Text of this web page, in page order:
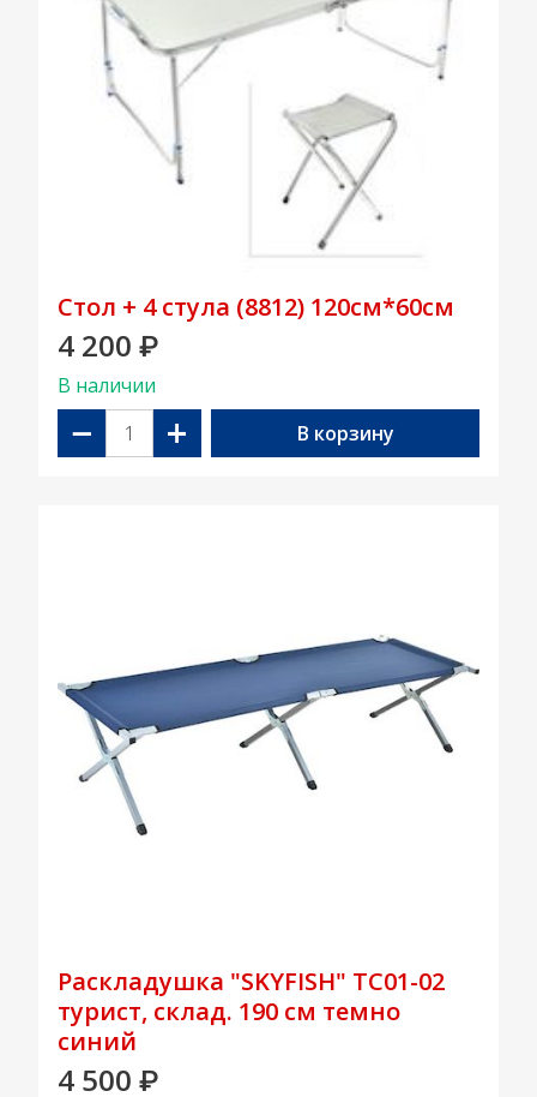
Стол + 4 стула (8812) 120см*60см
4 200 ₽
В наличии
− + В корзину
Раскладушка "SKYFISH" TC01-02
турист, склад. 190 см темно
синий
4 500 ₽